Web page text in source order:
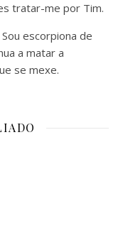
tratar-me por Tim.
escorpiona de
a matar a
se mexe.